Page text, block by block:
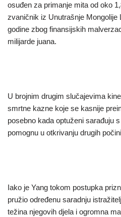
osuđen za primanje mita od oko
zvaničnik iz Unutrašnje Mongolije
godine zbog finansijskih
milijarde juana.
U brojnim drugim slučajevima
smrtne kazne koje se kasnije
posebno kada optuženi sarađuju
pomognu u otkrivanju drugih
Iako je Yang tokom postupka
pružio određenu saradnju
težina njegovih djela i ogromna